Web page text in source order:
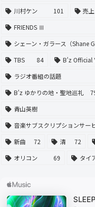
川村ケン
101 売
FRIENDS Ⅲ
シェーン・ガラース（Shane
TBS
84 B'z Official
ラジオ番組の話題
B'z ゆかりの地・聖地巡礼
青山英樹
音楽サブスクリプションサー
新曲
72 清 72
オリコン
69 タイ